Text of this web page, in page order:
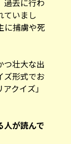
ていまし
に捕虜や死
つ壮大な出
ズ形式でお
クイズ」
人が読んで